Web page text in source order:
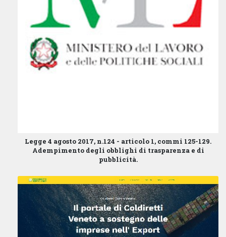
Legge 4 agosto 2017, n.124 - articolo 1, commi 125-129.
Adempimento degli obblighi di trasparenza e di
pubblicità.